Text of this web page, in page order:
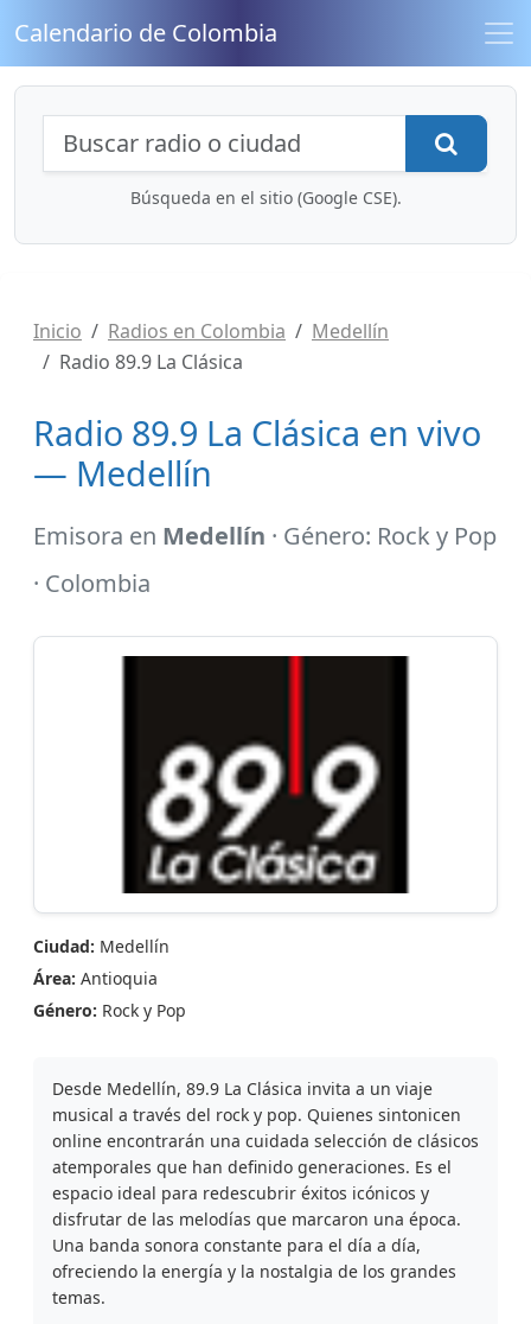
Calendario de Colombia
Búsqueda de radios y contenidos
Búsqueda en el sitio (Google CSE).
Inicio Radios en Colombia
Medellín
Radio 89.9 La Clásica
Radio 89.9 La Clásica en vivo
— Medellín
Emisora en Medellín · Género: Rock y Pop
· Colombia
Ciudad: Medellín
Área: Antioquia
Género: Rock y Pop
Desde Medellín, 89.9 La Clásica invita a un viaje
musical a través del rock y pop. Quienes sintonicen
online encontrarán una cuidada selección de clásicos
atemporales que han definido generaciones. Es el
espacio ideal para redescubrir éxitos icónicos y
disfrutar de las melodías que marcaron una época.
Una banda sonora constante para el día a día,
ofreciendo la energía y la nostalgia de los grandes
temas.